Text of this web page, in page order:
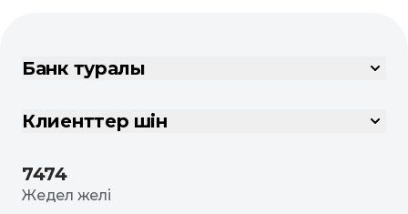
Банк туралы
Клиенттер үшін
7474
Жедел желі